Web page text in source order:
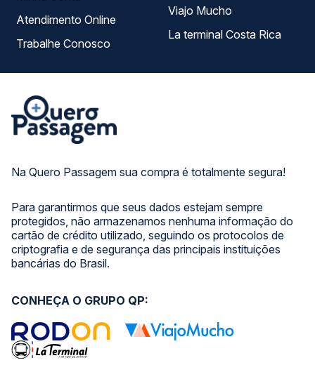
Na Quero Passagem sua compra é totalmente segura!
Para garantirmos que seus dados estejam sempre
protegidos, não armazenamos nenhuma informação do
cartão de crédito utilizado, seguindo os protocolos de
criptografia e de segurança das principais instituições
bancárias do Brasil.
Atendimento Online
Trabalhe Conosco
Viajo Mucho
La terminal Costa Rica
CONHEÇA O GRUPO QP: